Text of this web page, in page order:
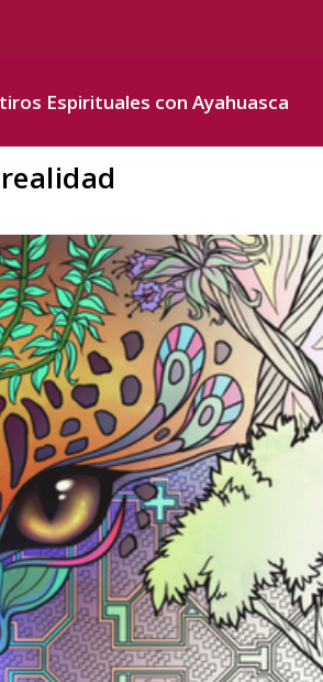
Espirituales con Ayahuasca